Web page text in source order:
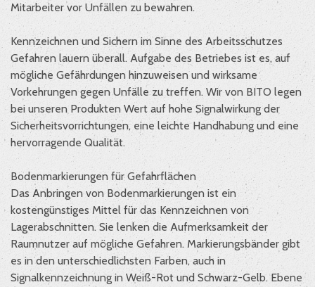
Mitarbeiter vor Unfällen zu bewahren.
Kennzeichnen und Sichern im Sinne des Arbeitsschutzes
Gefahren lauern überall. Aufgabe des Betriebes ist es, auf
mögliche Gefährdungen hinzuweisen und wirksame
Vorkehrungen gegen Unfälle zu treffen. Wir von BITO legen
bei unseren Produkten Wert auf hohe Signalwirkung der
Sicherheitsvorrichtungen, eine leichte Handhabung und eine
hervorragende Qualität.
Bodenmarkierungen für Gefahrflächen
Das Anbringen von Bodenmarkierungen ist ein
kostengünstiges Mittel für das Kennzeichnen von
Lagerabschnitten. Sie lenken die Aufmerksamkeit der
Raumnutzer auf mögliche Gefahren. Markierungsbänder gibt
es in den unterschiedlichsten Farben, auch in
Signalkennzeichnung in Weiß-Rot und Schwarz-Gelb. Ebene